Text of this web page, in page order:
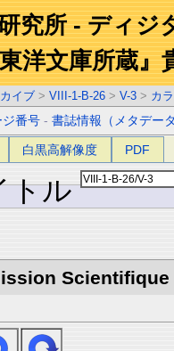
究所 - ディジ
洋文庫所蔵』
イブ > VIII-1-B-26 > V-3 > カ
ジ番号 -書誌情報（メタデー
白黒高解像度 PDF
トル
Scientifique